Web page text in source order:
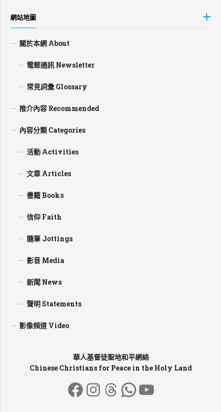
網站地圖
關於本網 About
電郵通訊 Newsletter
常見詞彙 Glossary
推介內容 Recommended
內容分類 Categories
活動 Activities
文章 Articles
書籍 Books
信仰 Faith
隨筆 Jottings
影音 Media
新聞 News
聲明 Statements
影像頻道 Video
華人基督徒聖地和平網絡
Chinese Christians for Peace in the Holy Land
Facebook
Instagram
Threads
WhatsApp
YouTube